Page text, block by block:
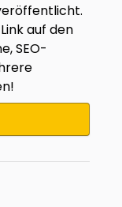
auf den
SEO-